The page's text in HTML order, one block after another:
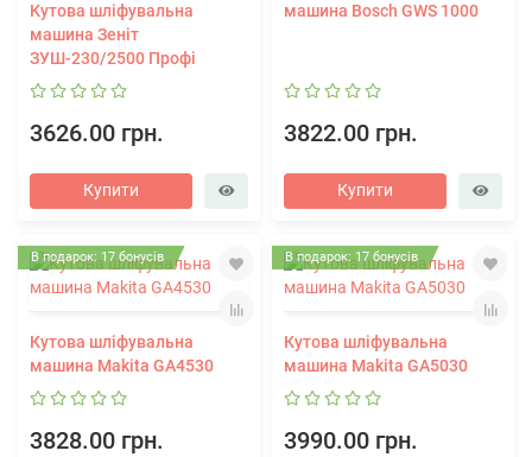
Кутова шліфувальна
машина Зеніт
ЗУШ-230/2500 Профі
3626.00 грн.
Купити
машина Bosch GWS 1000
3822.00 грн.
Купити
В подарок: 17 бонусів
Кутова шліфувальна
машина Makita GA4530
3828.00 грн.
В подарок: 17 бонусів
Кутова шліфувальна
машина Makita GA5030
3990.00 грн.